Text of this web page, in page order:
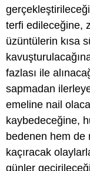
terfi edileceğine,
üzüntülerin kısa
fazlası ile
sapmadan
emeline nail
kaybedeceğine,
bedenen hem de
kaçıracak
günler